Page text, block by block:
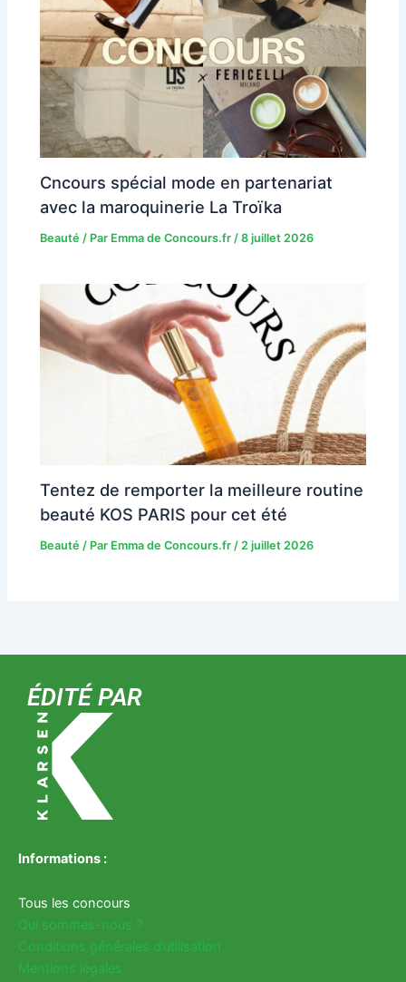
Cncours spécial mode en partenariat
avec la maroquinerie La Troïka
Beauté / Par Emma de Concours.fr/8 juillet 2026
Tentez de remporter la meilleure routine
beauté KOS PARIS pour cet été
Beauté / Par Emma de Concours.fr/2 juillet 2026
ÉDITÉ PAR
Informations :
Tous les concours
Qui sommes-nous ?
Conditions générales d’utilisation
Mentions légales